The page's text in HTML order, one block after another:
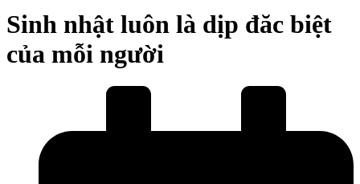
Sinh nhật luôn là dịp đăc biệt
của mỗi người